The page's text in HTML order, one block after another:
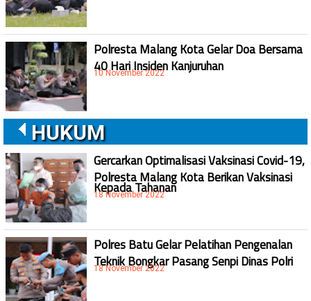
Polresta Malang Kota Gelar Doa Bersama
40 Hari Insiden Kanjuruhan
10 November 2022
HUKUM
Gercarkan Optimalisasi Vaksinasi Covid-19,
Polresta Malang Kota Berikan Vaksinasi
Kepada Tahanan
18 November 2022
Polres Batu Gelar Pelatihan Pengenalan
Teknik Bongkar Pasang Senpi Dinas Polri
18 November 2022